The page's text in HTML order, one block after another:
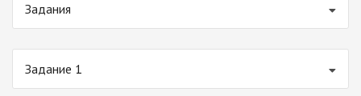
Задания
Задание 1